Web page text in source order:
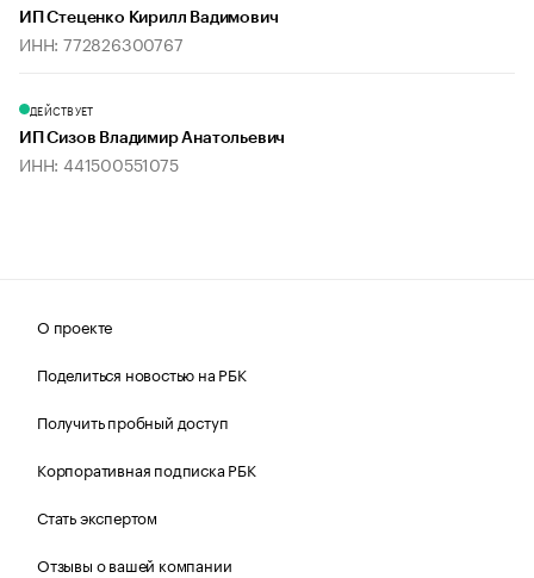
ИП Стеценко Кирилл Вадимович
ИНН: 772826300767
ДЕЙСТВУЕТ
ИП Сизов Владимир Анатольевич
ИНН: 441500551075
О проекте
Поделиться новостью на РБК
Получить пробный доступ
Корпоративная подписка РБК
Стать экспертом
Отзывы о вашей компании